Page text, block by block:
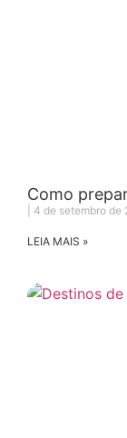
Como
4 de setembro de
LEIA MAIS »